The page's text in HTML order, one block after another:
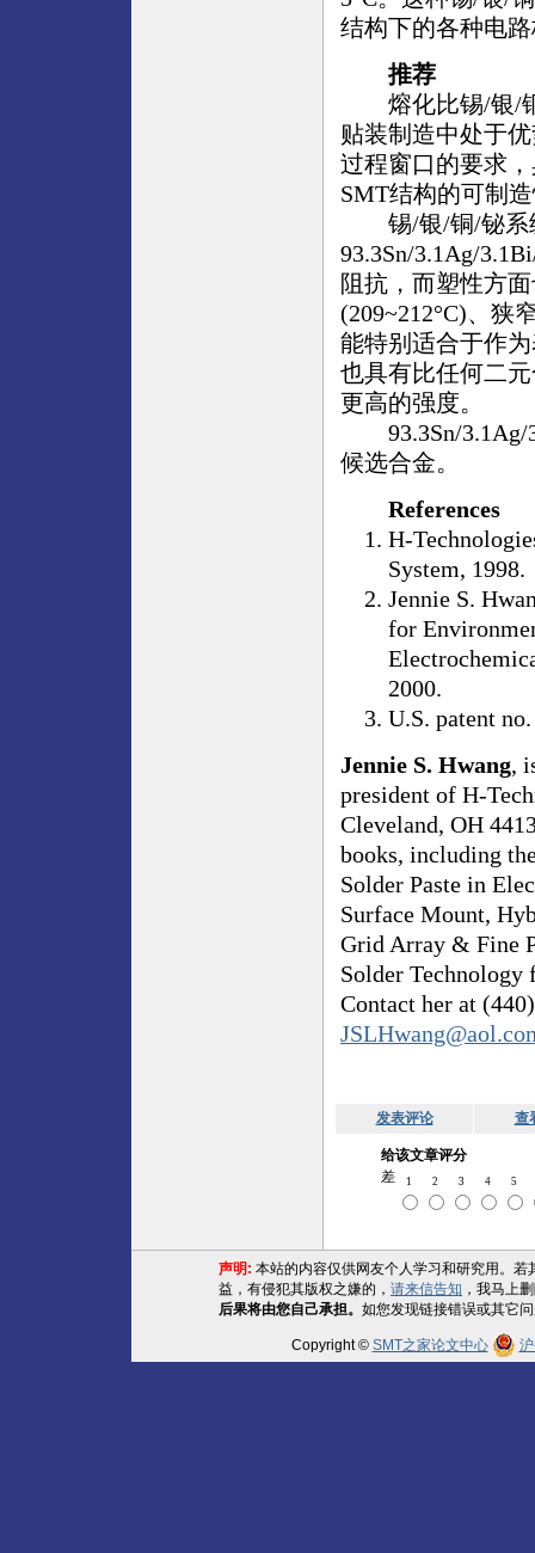
结构下的各种电
推荐
熔化比锡/银/铜
贴装制造中处于
过程窗口的要求
SMT结构的可制
锡/银/铜/铋系
93.3Sn/3.1Ag/
阻抗，而塑性方
(209~212°C)、狭
能特别适合于作
也具有比任何二元
更高的强度。
93.3Sn/3.1Ag/
候选合金。
References
H-
System, 1998.
Jennie S.
for
2000.
U.S. patent
Jennie S. Hwang,
president of H-
Cleveland, OH
books, including
Solder Paste in
Surface Mount,
Grid Array & Fine
Solder
Contact her at
发表评论 查
给该文章评分
差
1 2 3 4 5
声明: 本站的内容仅供网友个人学习和研究用。
益，有侵犯其版权之嫌的， 请来信告知 ，我马上
后果将由您自己承担。 如您发现链接错误或其它
Copyright © SMT之家论文中心